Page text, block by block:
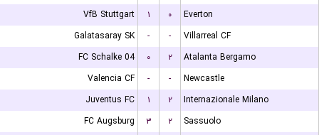
VfB Stuttgart
۱ ۰
Everton
Galatasaray SK
- -
Villarreal CF
FC Schalke 04
۰ ۲
Atalanta Bergamo
Valencia CF
- -
Newcastle
Juventus FC
۱ ۲
Internazionale Milano
FC Augsburg
۳ ۲
Sassuolo